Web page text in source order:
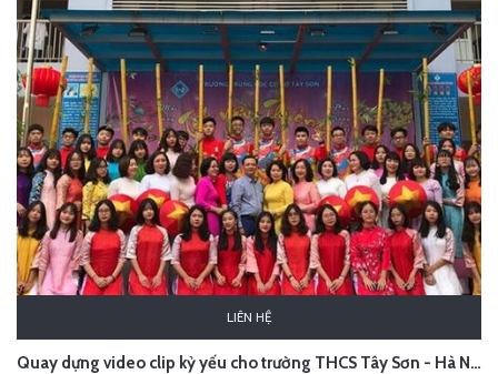
LIÊN HỆ
Quay dựng video clip kỷ yếu cho trường THCS Tây Sơn - Hà Nội